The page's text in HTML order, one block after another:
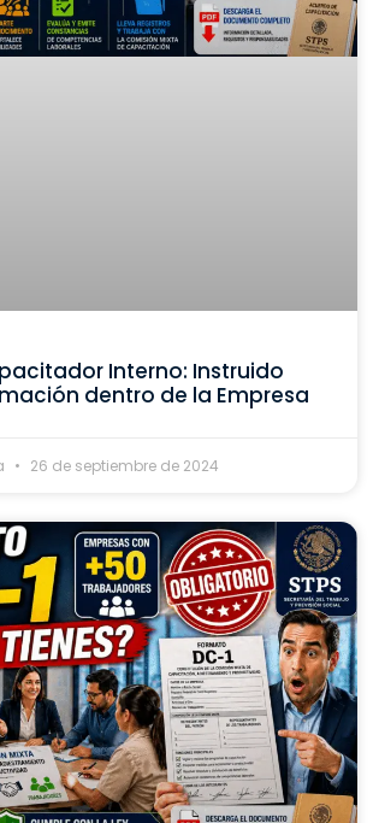
Interno: Instruido
dentro de la Empresa
26 de septiembre de 2024